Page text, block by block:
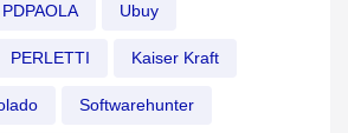
PDPAOLA Ubuy
PERLETTI Kaiser Kraft
Softwarehunter